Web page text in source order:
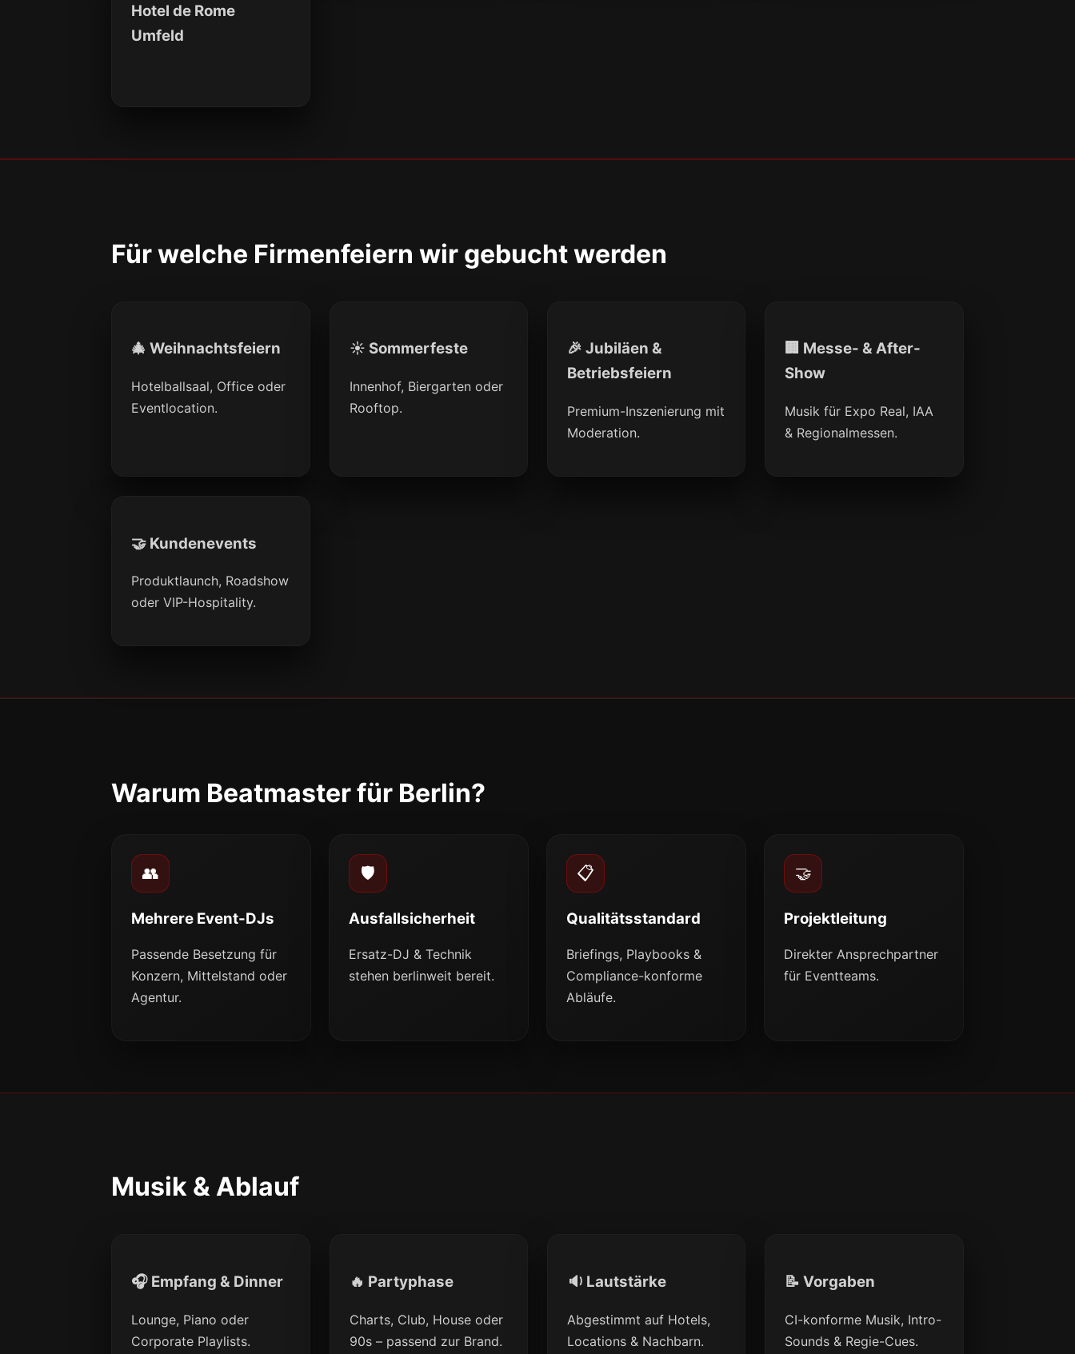
Hotel de Rome
Umfeld
Für welche Firmenfeiern wir gebucht werden
🎄 Weihnachtsfeiern
Hotelballsaal, Office oder
Eventlocation.
☀️ Sommerfeste
Innenhof, Biergarten oder
Rooftop.
🎉 Jubiläen &
Betriebsfeiern
Premium-Inszenierung mit
Moderation.
🏢 Messe- & After-
Show
Musik für Expo Real, IAA
& Regionalmessen.
🤝 Kundenevents
Produktlaunch, Roadshow
oder VIP-Hospitality.
Warum Beatmaster für Berlin?
👥
Mehrere Event-DJs
Passende Besetzung für
Konzern, Mittelstand oder
Agentur.
🛡️
Ausfallsicherheit
Ersatz-DJ & Technik
stehen berlinweit bereit.
📋
Qualitätsstandard
Briefings, Playbooks &
Compliance-konforme
Abläufe.
🤝
Projektleitung
Direkter Ansprechpartner
für Eventteams.
Musik & Ablauf
🎧 Empfang & Dinner
Lounge, Piano oder
Corporate Playlists.
🔥 Partyphase
Charts, Club, House oder
90s – passend zur Brand.
🔉 Lautstärke
Abgestimmt auf Hotels,
Locations & Nachbarn.
📝 Vorgaben
CI-konforme Musik, Intro-
Sounds & Regie-Cues.